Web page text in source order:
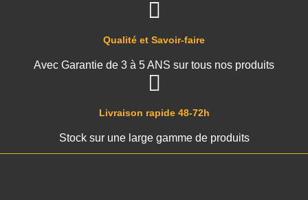
Livraison rapide 48-72h
Stock sur une large gamme de produits
Qualité et Savoir-faire
Avec Garantie de 3 à 5 ANS sur tous nos produits